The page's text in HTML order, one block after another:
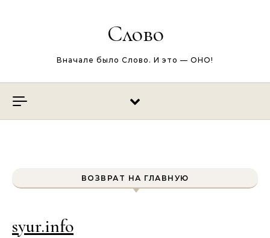
Слово
Вначале было Слово. И это — ОНО!
ВОЗВРАТ НА ГЛАВНУЮ
syur.info